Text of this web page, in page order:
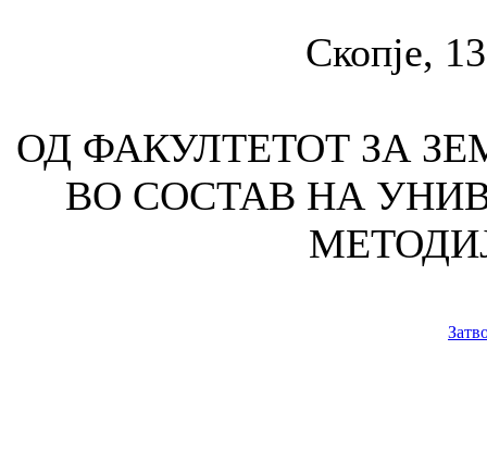
Скопје,
ОД ФАКУЛТЕТОТ ЗА
ВО СОСТАВ НА